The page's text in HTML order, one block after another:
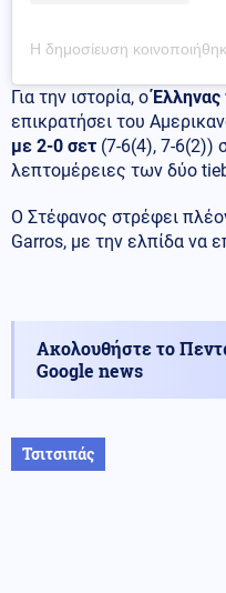
Για την ιστορία, ο
επικρατήσει του
με 2-0 σετ (7-6(4), 7-6(2))
λεπτομέρειες των δύο
Ο Στέφανος στρέφει
Garros, με την ελπίδα να
Ακολουθήστε το
Google news
Τσιτσιπάς